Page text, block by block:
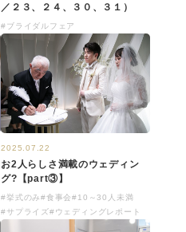
／２３、２４、３０、３１）
#ブライダルフェア
2025.07.22
お2人らしさ満載のウェディン
グ?【part③】
#挙式のみ#食事会#10～30人未満
#サプライズ#ウェディングレポート